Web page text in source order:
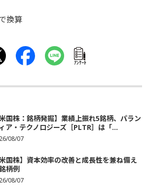
換算
ｱﾝｹｰﾄ
米国株：銘柄発掘】業績上振れ5銘柄、パラン
ア・テクノロジーズ［PLTR］は「...
08/07
米国株】資本効率の改善と成長性を兼ね備え
柄例
08/07